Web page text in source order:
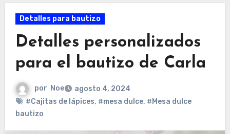
Detalles para bautizo
Detalles personalizados
para el bautizo de Carla
por Noe
agosto 4, 2024
#Cajitas de lápices, #mesa dulce, #Mesa dulce
bautizo